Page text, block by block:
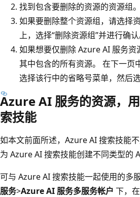
找到包含要删除的资源的资源组。
如果要删除整个资源组，请选择
上，选择“删除资源组”并进行确认
如果想要仅删除 Azure AI 服务资
其中包含的所有资源。 在下一页
选择该行中的省略号菜单，然后
Azure AI 服务的资源，
索技能
如本文前面所述，Azure AI 搜索技能
为 Azure AI 搜索技能创建不同类型的
可与 Azure AI 搜索技能一起使用的多
服务>Azure AI 服务多服务帐户 下，